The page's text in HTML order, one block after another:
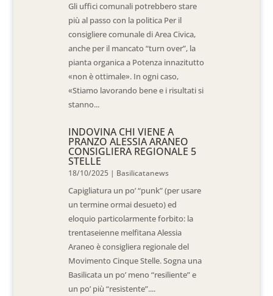
Gli uffici comunali potrebbero stare
più al passo con la politica Per il
consigliere comunale di Area Civica,
anche per il mancato “turn over”, la
pianta organica a Potenza innazitutto
«non è ottimale». In ogni caso,
«Stiamo lavorando bene e i risultati si
stanno...
INDOVINA CHI VIENE A
PRANZO ALESSIA ARANEO
CONSIGLIERA REGIONALE 5
STELLE
18/10/2025 | Basilicatanews
Capigliatura un po’ “punk” (per usare
un termine ormai desueto) ed
eloquio particolarmente forbito: la
trentaseienne melfitana Alessia
Araneo è consigliera regionale del
Movimento Cinque Stelle. Sogna una
Basilicata un po’ meno “resiliente” e
un po’ più “resistente”....